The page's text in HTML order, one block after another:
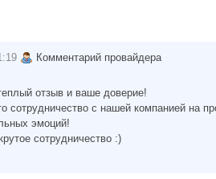
Комментарий провайдера
отзыв и ваше доверие!
сотрудничество с нашей компанией на
эмоций!
сотрудничество :)